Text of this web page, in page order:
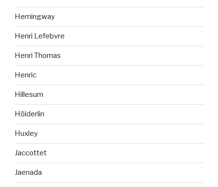
Hemingway
Henri Lefebvre
Henri Thomas
Henric
Hillesum
Hölderlin
Huxley
Jaccottet
Jaenada